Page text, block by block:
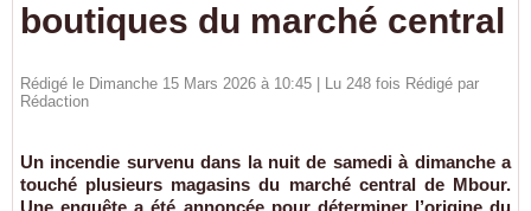
boutiques du marché central
Rédigé le Dimanche 15 Mars 2026 à 10:45 | Lu 248 fois Rédigé par
Rédaction
Un incendie survenu dans la nuit de samedi à dimanche a
touché plusieurs magasins du marché central de Mbour.
Une enquête a été annoncée pour déterminer l’origine du